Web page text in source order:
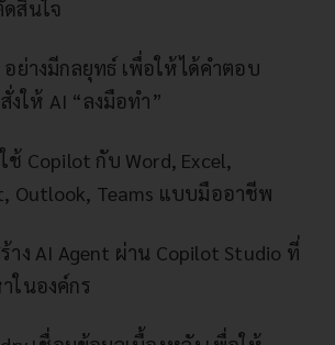
สินใจ
ย่างมีกลยุทธ์ เพื่อให้ได้คำตอบ
งให้ AI “ลงมือทำ”
ช้ Copilot กับ Word, Excel,
Outlook, Teams แบบมืออาชีพ
าง AI Agent ผ่าน Copilot Studio ที่
ในองค์กร